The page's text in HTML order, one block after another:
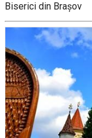
Biserici din Brașov